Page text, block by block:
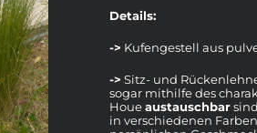
Details:
-> Kufengestell aus
-> Sitz- und
sogar mithilfe des
Houeaustauschbar
in verschiedenen